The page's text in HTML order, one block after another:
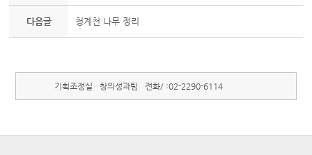
다음글 청계천 나무 정리
기획조정실 창의성과팀 전화/ :02-2290-6114